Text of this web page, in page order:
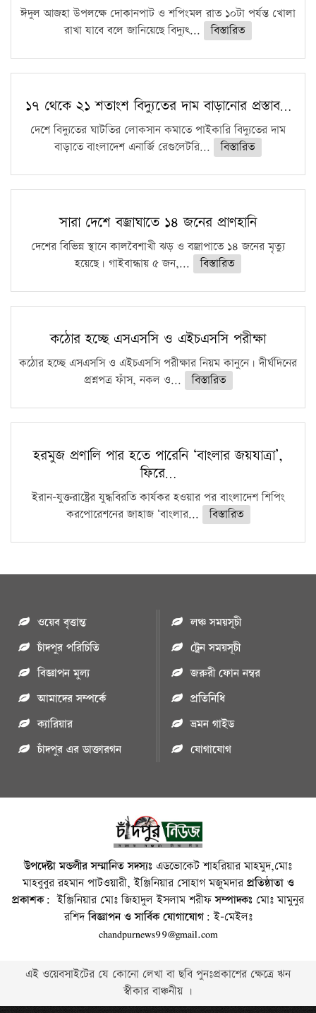
ঈদুল আজহা উপলক্ষে দোকানপাট ও শপিংমল রাত ১০টা পর্যন্ত খোলা
রাখা যাবে বলে জানিয়েছে বিদ্যুৎ...
বিস্তারিত
১৭ থেকে ২১ শতাংশ বিদ্যুতের দাম বাড়ানোর প্রস্তাব…
দেশে বিদ্যুতের ঘাটতির লোকসান কমাতে পাইকারি বিদ্যুতের দাম
বাড়াতে বাংলাদেশ এনার্জি রেগুলেটরি...
বিস্তারিত
সারা দেশে বজ্রাঘাতে ১৪ জনের প্রাণহানি
দেশের বিভিন্ন স্থানে কালবৈশাখী ঝড় ও বজ্রাপাতে ১৪ জনের মৃত্যু
হয়েছে। গাইবান্ধায় ৫ জন,...
বিস্তারিত
কঠোর হচ্ছে এসএসসি ও এইচএসসি পরীক্ষা
কঠোর হচ্ছে এসএসসি ও এইচএসসি পরীক্ষার নিয়ম কানুনে। দীর্ঘদিনের
প্রশ্নপত্র ফাঁস, নকল ও...
বিস্তারিত
হরমুজ প্রণালি পার হতে পারেনি ‘বাংলার জয়যাত্রা’,
ফিরে…
ইরান-যুক্তরাষ্ট্রের যুদ্ধবিরতি কার্যকর হওয়ার পর বাংলাদেশ শিপিং
করপোরেশনের জাহাজ ‘বাংলার...
বিস্তারিত
ওয়েব বৃত্তান্ত
চাঁদপুর পরিচিতি
বিজ্ঞাপন মুল্য
আমাদের সম্পর্কে
ক্যারিয়ার
চাঁদপুর এর ডাক্তারগন
লঞ্চ সময়সূচী
ট্রেন সময়সূচী
জরুরী ফোন নম্বর
প্রতিনিধি
ভ্রমন গাইড
যোগাযোগ
উপদেষ্টা মন্ডলীর সম্মানিত সদস্যঃ এডভোকেট শাহরিয়ার মাহমুদ,মোঃ
মাহবুবুর রহমান পাটওয়ারী, ইঞ্জিনিয়ার সোহাগ মজুমদারপ্রতিষ্ঠাতা ও
প্রকাশক: ইঞ্জিনিয়ার মোঃ জিহাদুল ইসলাম শরীফসম্পাদকঃ মোঃ মামুনুর
রশিদবিজ্ঞাপন ও সার্বিক যোগাযোগ: ই-মেইলঃ
chandpurnews99@gmail.com
এই ওয়েবসাইটের যে কোনো লেখা বা ছবি পুনঃপ্রকাশের ক্ষেত্রে ঋন
স্বীকার বাঞ্চনীয় ।